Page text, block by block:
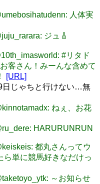
人体実
ジュ🎸
#リタド
客さん！みーんな含めて
[URL]
日じゃちと行けない…無
ねぇ、お花
HARURUNRUN
都丸さんってウ
ら単に競馬好きなだけっ
～お知らせ